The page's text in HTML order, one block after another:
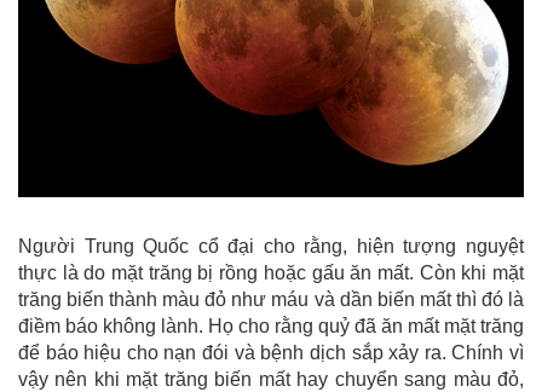
Người Trung Quốc cổ đại cho rằng, hiện tượng nguyệt
thực là do mặt trăng bị rồng hoặc gấu ăn mất. Còn khi mặt
trăng biến thành màu đỏ như máu và dần biến mất thì đó là
điềm báo không lành. Họ cho rằng quỷ đã ăn mất mặt trăng
để báo hiệu cho nạn đói và bệnh dịch sắp xảy ra. Chính vì
vậy nên khi mặt trăng biến mất hay chuyển sang màu đỏ,